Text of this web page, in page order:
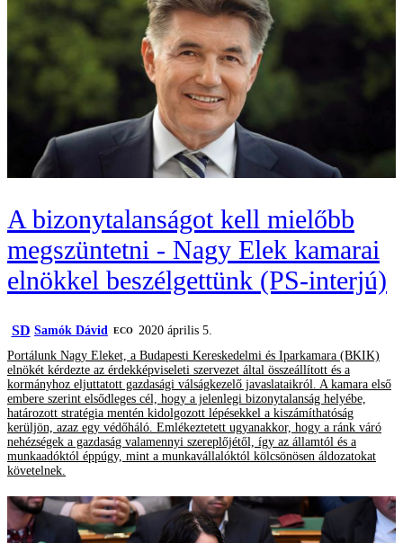
A bizonytalanságot kell mielőbb
megszüntetni - Nagy Elek kamarai
elnökkel beszélgettünk (PS-interjú)
SD Samók Dávid ECO 2020 április 5.
Portálunk Nagy Eleket, a Budapesti Kereskedelmi és Iparkamara (BKIK)
elnökét kérdezte az érdekképviseleti szervezet által összeállított és a
kormányhoz eljuttatott gazdasági válságkezelő javaslataikról. A kamara első
embere szerint elsődleges cél, hogy a jelenlegi bizonytalanság helyébe,
határozott stratégia mentén kidolgozott lépésekkel a kiszámíthatóság
kerüljön, azaz egy védőháló. Emlékeztetett ugyanakkor, hogy a ránk váró
nehézségek a gazdaság valamennyi szereplőjétől, így az államtól és a
munkaadóktól éppúgy, mint a munkavállalóktól kölcsönösen áldozatokat
követelnek.